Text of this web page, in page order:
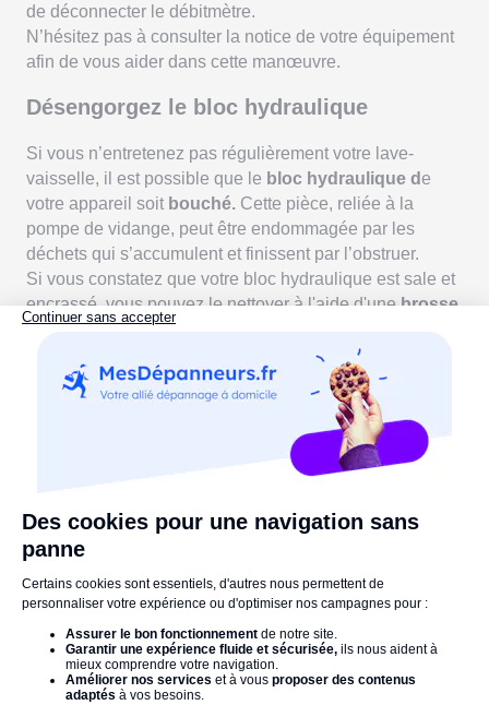
de déconnecter le débitmètre.
N’hésitez pas à consulter la notice de votre équipement
afin de vous aider dans cette manœuvre.
Désengorgez le bloc hydraulique
Si vous n’entretenez pas régulièrement votre lave-
vaisselle, il est possible que le bloc hydraulique de
votre appareil soit bouché. Cette pièce, reliée à la
pompe de vidange, peut être endommagée par les
déchets qui s’accumulent et finissent par l’obstruer.
Si vous constatez que votre bloc hydraulique est sale et
encrassé, vous pouvez le nettoyer à l'aide d'unebrosse
à dentset d'une solution à base d’
En résumé, le code erreur E24 et E25 indique que votre
appareil à un problème au niveau de la vidange. Pour
réparer votre machine, nous vous conseillons d’appeler
un professionnel. Toutefois, vous pouvez aussi tenter
faire disparaitre le message d'erreur en analysant et en
vidange, le micro-filtre, la pompe de vidange ou encore
le répartiteur d’eau.
Pour plus d'informations, laissez-nous un commentaire !
La Rédaction vous recommande :